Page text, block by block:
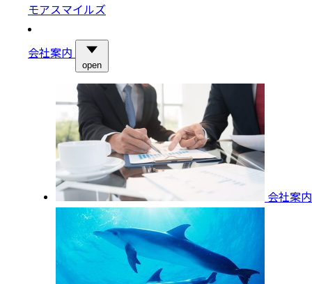
モアスマイルズ
会社案内
open
会社案内